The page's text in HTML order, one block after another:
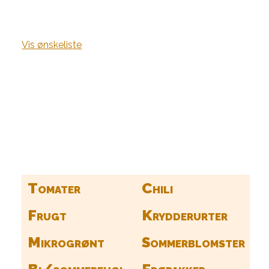
Vis ønskeliste
Tomater
Chili
Frugt
Krydderurter
Mikrogrønt
Sommerblomster